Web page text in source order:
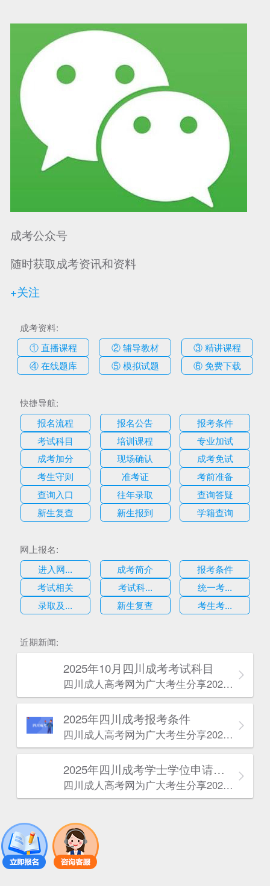
可信网站信用评 网络警察提醒你 诚信网站
成考公众号
随时获取成考资讯和资料
+关注
成考资料:
① 直播课程
② 辅导教材
③ 精讲课程
④ 在线题库
⑤ 模拟试题 ⑥ 免费下载
快捷导航:
报名流程
报名公告
报考条件
考试科目
培训课程
专业加试
成考加分
现场确认
成考免试
考生守则
准考证
考前准备
查询入口
往年录取
查询答疑
新生复查
新生报到 学籍查询
网上报名:
进入网...
成考简介
报考条件
考试相关
考试科...
统一考...
录取及...
新生复查 考生考...
近期新闻:
2025年10月四川成考考试科目
四川成人高考网​为广大考生分享2025年10月四川成考考试科目。为广大在职人员和社会人士提供学历提升的机会。更多四川成考考试信息，欢迎在线访问四川成人高考网。
2025年‌‌‌‌四川成考报考条件
四川成人高考网​为广大考生分享2025年‌‌‌‌四川成考报考条件。为广大在职人员和社会人士提供学历提升的机会。更多四川成考考试信息，欢迎在线访问四川成人高考网。
2025年‌‌‌‌四川成考学士学位申请条件
四川成人高考网​为广大考生分享2025年‌‌‌‌四川成考学士学位申请条件。为广大在职人员和社会人士提供学历提升的机会。更多四川成考考试信息，欢迎在线访问四川成人高考网。